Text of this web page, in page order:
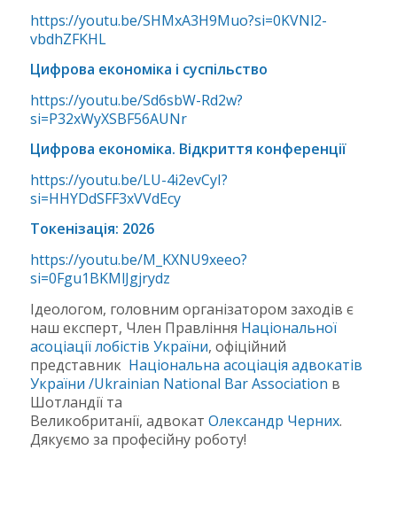
https://youtu.be/SHMxA3H9Muo?si=0KVNl2-
vbdhZFKHL
Цифрова економіка і суспільство
https://youtu.be/Sd6sbW-Rd2w?
si=P32xWyXSBF56AUNr
Цифрова економіка. Відкриття конференції
https://youtu.be/LU-4i2evCyI?
si=HHYDdSFF3xVVdEcy
Токенізація: 2026
https://youtu.be/M_KXNU9xeeo?
si=0Fgu1BKMlJgjrydz
Ідеологом, головним організатором заходів є
наш експерт, Член Правління Національної
асоціації лобістів України, офіційний
представник Національна асоціація адвокатів
України /Ukrainian National Bar Association в
Шотландії та
Великобританії, адвокат Олександр Черних.
Дякуємо за професійну роботу!